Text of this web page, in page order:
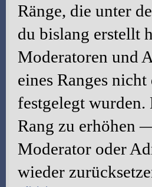
Ränge, die unter
du bislang erstellt
Moderatoren und
eines Ranges
festgelegt
Rang zu erhöhen
Moderator oder
wieder